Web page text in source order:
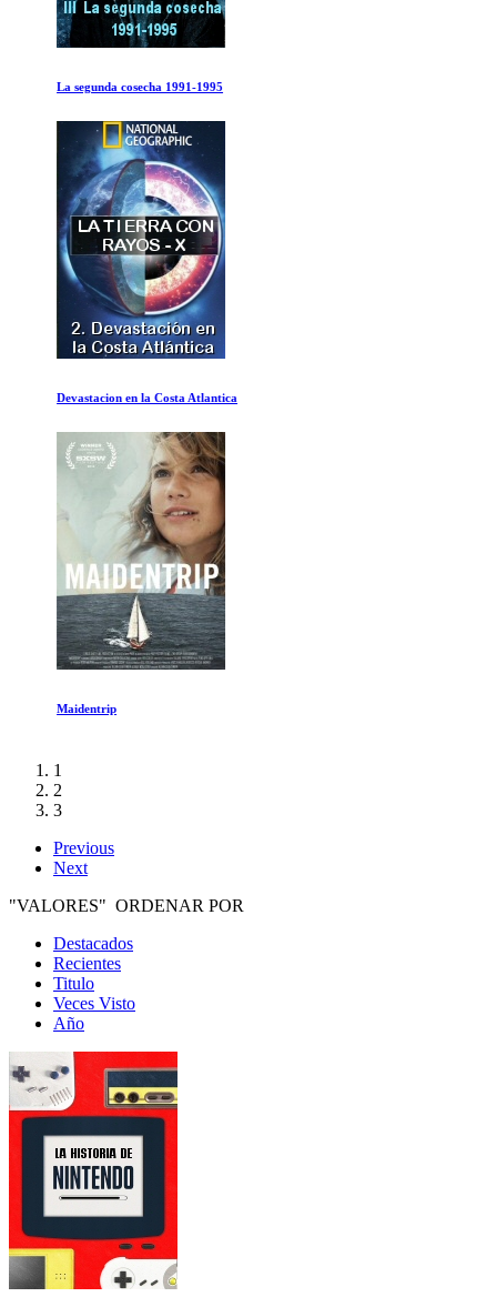
La segunda cosecha 1991-1995
Devastacion en la Costa Atlantica
Maidentrip
1
2
3
Previous
Next
"VALORES" ORDENAR POR
Destacados
Recientes
Titulo
Veces Visto
Año